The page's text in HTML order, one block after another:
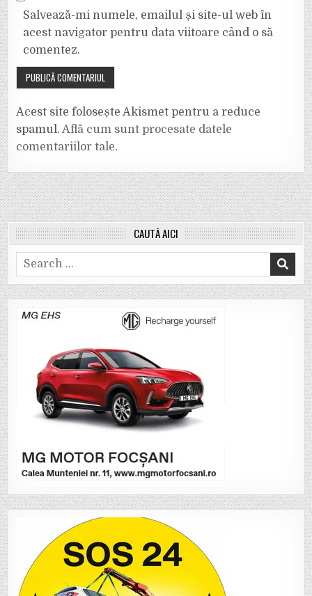
Salvează-mi numele, emailul și site-ul web în
acest navigator pentru data viitoare când o să
comentez.
Acest site folosește Akismet pentru a reduce
spamul.Află cum sunt procesate datele
comentariilor tale.
CAUTĂ AICI
Search
for: